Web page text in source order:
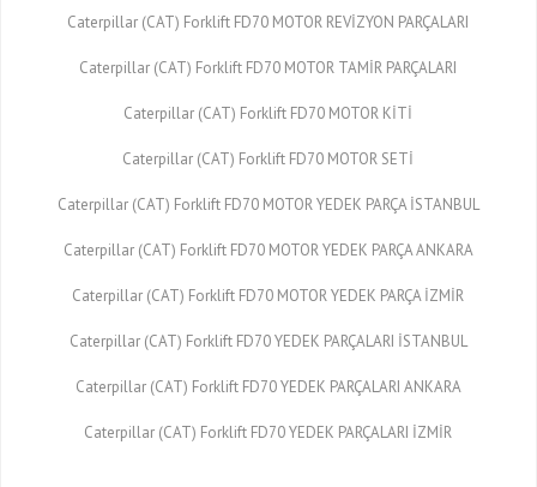
Caterpillar (CAT) Forklift FD70 MOTOR REVİZYON PARÇALARI
Caterpillar (CAT) Forklift FD70 MOTOR TAMİR PARÇALARI
Caterpillar (CAT) Forklift FD70 MOTOR KİTİ
Caterpillar (CAT) Forklift FD70 MOTOR SETİ
Caterpillar (CAT) Forklift FD70 MOTOR YEDEK PARÇA İSTANBUL
Caterpillar (CAT) Forklift FD70 MOTOR YEDEK PARÇA ANKARA
Caterpillar (CAT) Forklift FD70 MOTOR YEDEK PARÇA İZMİR
Caterpillar (CAT) Forklift FD70 YEDEK PARÇALARI İSTANBUL
Caterpillar (CAT) Forklift FD70 YEDEK PARÇALARI ANKARA
Caterpillar (CAT) Forklift FD70 YEDEK PARÇALARI İZMİR